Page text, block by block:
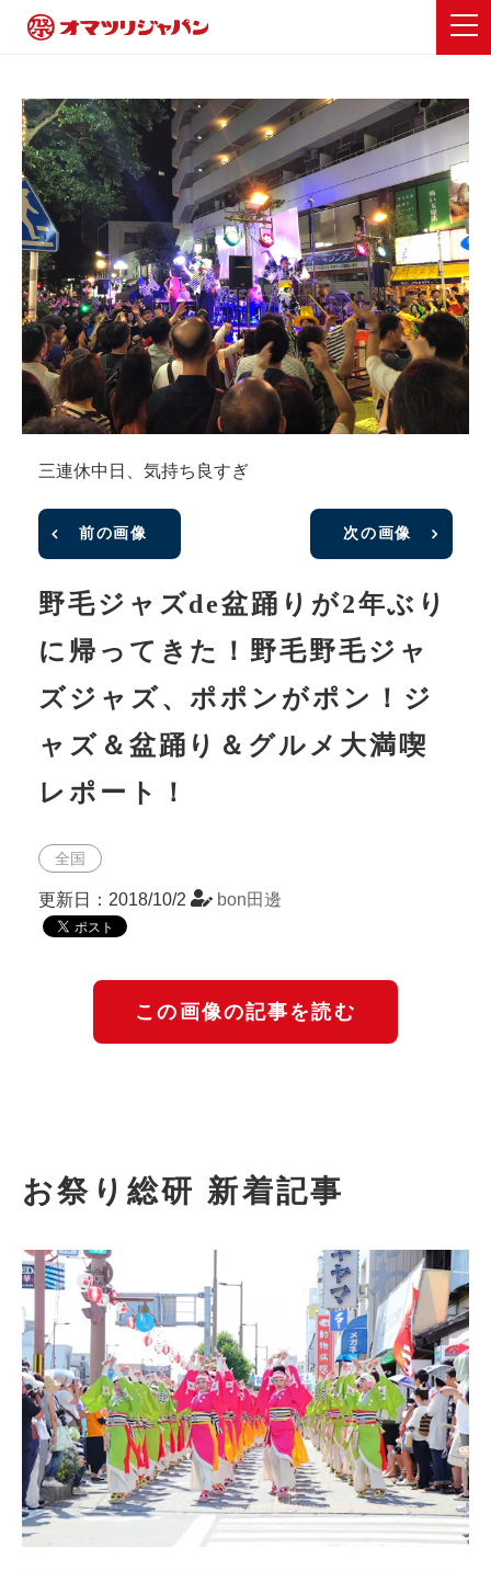
三連休中日、気持ち良すぎ
前の画像 次の画像
野毛ジャズde盆踊りが2年ぶり
に帰ってきた！野毛野毛ジャ
ズジャズ、ポポンがポン！ジ
ャズ＆盆踊り＆グルメ大満喫
レポート！
全国
更新日：2018/10/2 bon田邊
この画像の記事を読む
お祭り総研 新着記事